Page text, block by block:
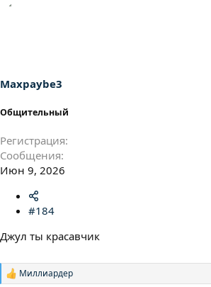
Maxpaybe3
Общительный
Регистрация
Сообщения
Июн 9, 2026
#184
Джул ты красавчик
Р
Миллиардер